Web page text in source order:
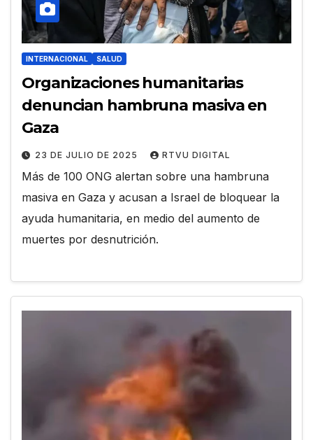
INTERNACIONAL SALUD
Organizaciones humanitarias
denuncian hambruna masiva en
Gaza
23 DE JULIO DE 2025 RTVU DIGITAL
Más de 100 ONG alertan sobre una hambruna
masiva en Gaza y acusan a Israel de bloquear la
ayuda humanitaria, en medio del aumento de
muertes por desnutrición.